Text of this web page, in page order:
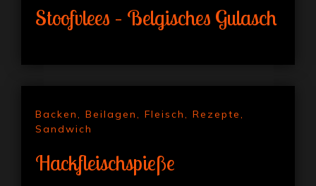
Stoofvlees – Belgisches Gulasch
Hackfleischspieße
Backen, Beilagen, Fleisch, Rezepte,
Sandwich